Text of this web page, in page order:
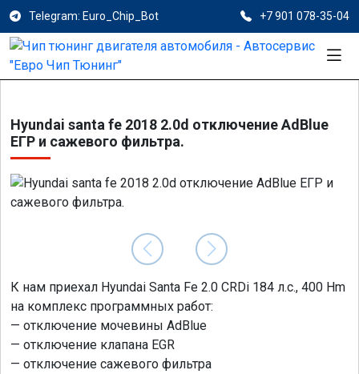
Telegram: Euro_Chip_Bot +7 901 078-35-04
Hyundai santa fe 2018 2.0d отключение AdBlue
ЕГР и сажевого фильтра.
К нам приехал Hyundai Santa Fe 2.0 CRDi 184 л.с., 400 Hm
на комплекс программных работ:
— отключение мочевины AdBlue
— отключение клапана EGR
— отключение сажевого фильтра